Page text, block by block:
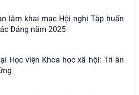
lâm khai mạc Hội nghị Tập huấn
Đảng năm 2025
Học viện Khoa học xã hội: Tri ân
Đảng năm
chức Tọa đàm
phương
Chí Minh trong